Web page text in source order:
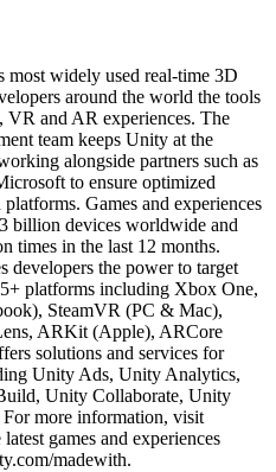
most widely used real-time 3D
around the world the tools
VR and AR experiences. The
team keeps Unity at the
alongside partners such as
to ensure optimized
Games and experiences
billion devices worldwide and
times in the last 12 months.
developers the power to target
platforms including Xbox One,
SteamVR (PC & Mac),
ARKit (Apple), ARCore
solutions and services for
Unity Ads, Unity Analytics,
Unity Collaborate, Unity
more information, visit
latest games and experiences
madewith.